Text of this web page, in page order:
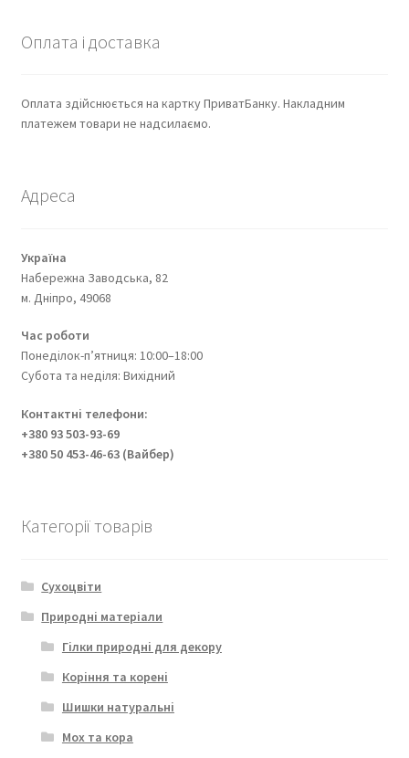
Оплата і доставка
Оплата здійснюється на картку ПриватБанку. Накладним
платежем товари не надсилаємо.
Адреса
Україна
Набережна Заводська, 82
м. Дніпро, 49068
Час роботи
Понеділок-п’ятниця: 10:00–18:00
Субота та неділя: Вихідний
Контактні телефони:
+380 93 503-93-69
+380 50 453-46-63 (Вайбер)
Категорії товарів
Сухоцвіти
Природні матеріали
Гілки природні для декору
Коріння та корені
Шишки натуральні
Мох та кора